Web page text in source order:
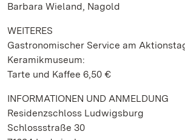
Barbara Wieland, Nagold
WEITERES
Gastronomischer Service am
Keramikmuseum:
Tarte und Kaffee 6,50 €
INFORMATIONEN UND ANMELDUNG
Residenzschloss Ludwigsburg
Schlossstraße 30